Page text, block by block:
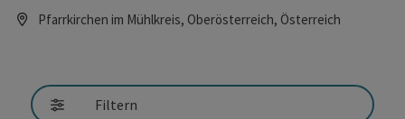
Pfarrkirchen im Mühlkreis, Oberösterreich, Österreich
Filtern